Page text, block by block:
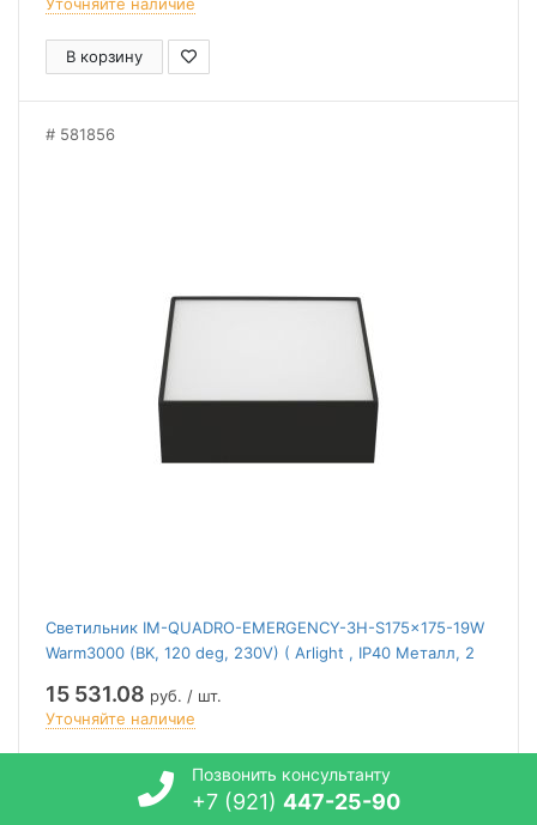
В корзину
581856
Светильник IM-QUADRO-EMERGENCY-3H-S175x175-19W
Warm3000 (BK, 120 deg, 230V) ( Arlight , IP40 Металл, 2
15 531.08 руб. / шт.
Уточняйте наличие
Позвонить консультанту
+7 (921) 447-25-90